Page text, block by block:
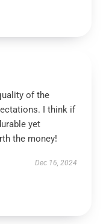
of the
I think if
yet
the money!
Dec 16, 2024